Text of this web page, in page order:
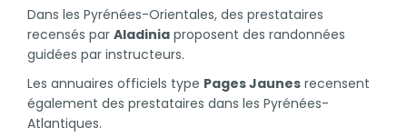
Dans les Pyrénées-Orientales, des prestataires
recensés par Aladinia proposent des randonnées
guidées par instructeurs.
Les annuaires officiels type Pages Jaunes recensent
également des prestataires dans les Pyrénées-
Atlantiques.